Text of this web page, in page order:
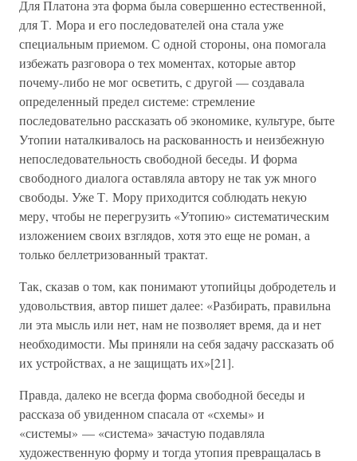
Для Платона эта форма была совершенно естественной,
для Т. Мора и его последователей она стала уже
специальным приемом. С одной стороны, она помогала
избежать разговора о тех моментах, которые автор
почему-либо не мог осветить, с другой — создавала
определенный предел системе: стремление
последовательно рассказать об экономике, культуре, быте
Утопии наталкивалось на раскованность и неизбежную
непоследовательность свободной беседы. И форма
свободного диалога оставляла автору не так уж много
свободы. Уже Т. Мору приходится соблюдать некую
меру, чтобы не перегрузить «Утопию» систематическим
изложением своих взглядов, хотя это еще не роман, а
только беллетризованный трактат.
Так, сказав о том, как понимают утопийцы добродетель и
удовольствия, автор пишет далее: «Разбирать, правильна
ли эта мысль или нет, нам не позволяет время, да и нет
необходимости. Мы приняли на себя задачу рассказать об
их устройствах, а не защищать их»[21].
Правда, далеко не всегда форма свободной беседы и
рассказа об увиденном спасала от «схемы» и
«системы» — «система» зачастую подавляла
художественную форму и тогда утопия превращалась в